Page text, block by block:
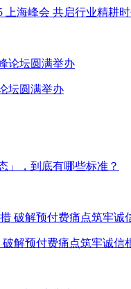
上海峰会 共启行业精耕
坛圆满举办
」，到底有哪些标准？
解预付费痛点筑牢诚信